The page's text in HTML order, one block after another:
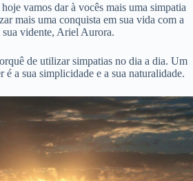
vamos dar à vocês mais uma simpatia
mais uma conquista em sua vida com a
sua vidente, Ariel Aurora.
de utilizar simpatias no dia a dia. Um
é a sua simplicidade e a sua naturalidade.